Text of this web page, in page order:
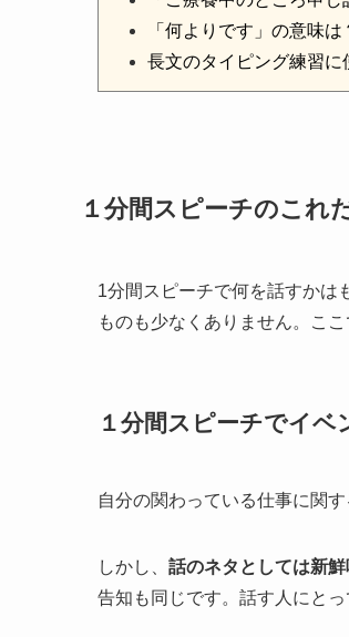
「何よりです」の意味は
長文のタイピング練習に
１分間スピーチのこれ
1分間スピーチで何を話すかは
ものも少なくありません。こ
１分間スピーチでイ
自分の関わっている仕事に関
しかし、 話のネタとしては新鮮
告知も同じです。話す人にと